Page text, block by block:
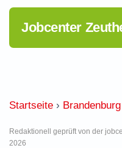
Jobcenter
Startseite › Brandenburg
Redaktionell geprüft von der
2026